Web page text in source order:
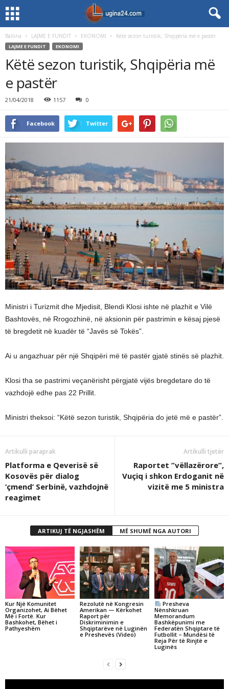
Ballina LAJME E FUNDIT EKONOMI Këtë sezon turistik, Shqipëria më e pastër
LAJME E FUNDIT EKONOMI
Këtë sezon turistik, Shqipëria më
e pastër
21/04/2018 1157 0
Facebook Twitter
Ministri i Turizmit dhe Mjedisit, Blendi Klosi ishte në plazhit e Vilë
Bashtovës, në Rrogozhinë, në aksionin për pastrimin e kësaj pjesë
të bregdetit në kuadër të “Javës së Tokës”.
Ai u angazhuar për një Shqipëri më të pastër gjatë stinës së plazhit.
Klosi tha se pastrimi veçanërisht përgjatë vijës bregdetare do të
vazhdojë edhe pas 22 Prillit.
Ministri theksoi: “Këtë sezon turistik, Shqipëria do jetë më e pastër”.
Artikulli paraprak
Platforma e Qeverisë së
Kosovës për dialog
‘çmend’ Serbinë, vazhdojnë
reagimet
Artikulli tjetër
Raportet ”vëllazërore”,
Vuçiq i shkon Erdoganit në
vizitë me 5 ministra
ARTIKUJ TË NGJASHËM MË SHUMË NGA AUTORI
Kur Një Komunitet
Organizohet, Ai Bëhet
Më i Fortë. Kur
Bashkohet, Bëhet i
Pathyeshëm
Rezolutë në Kongresin
Amerikan — Kërkohet
Raport për
Diskriminimin e
Shqiptarëve në Luginën
e Preshevës (Video)
Presheva
Nënshkruan
Memorandum
Bashkëpunimi me
Federatën Shqiptare të
Futbollit – Mundësi të
Reja Për të Rinjtë e
Luginës